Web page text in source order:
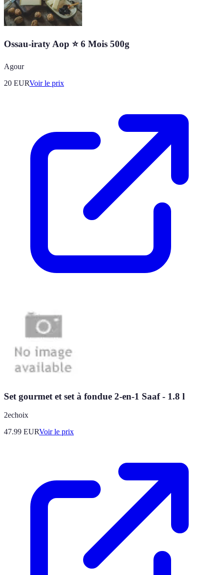
Ossau-iraty Aop ⭐ 6 Mois 500g
Agour
20 EURVoir le prix
Set gourmet et set à fondue 2-en-1 Saaf - 1.8 l
2echoix
47.99 EURVoir le prix